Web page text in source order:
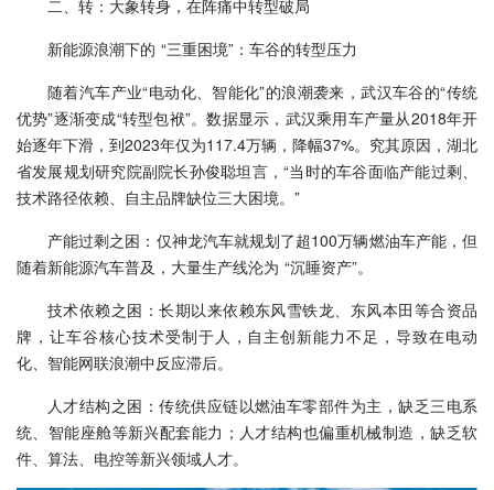
二、转：大象转身，在阵痛中转型破局
新能源浪潮下的 “三重困境”：车谷的转型压力
随着汽车产业“电动化、智能化”的浪潮袭来，武汉车谷的“传统
优势”逐渐变成“转型包袱”。数据显示，武汉乘用车产量从2018年开
始逐年下滑，到2023年仅为117.4万辆，降幅37%。究其原因，湖北
省发展规划研究院副院长孙俊聪坦言，“当时的车谷面临产能过剩、
技术路径依赖、自主品牌缺位三大困境。”
产能过剩之困：仅神龙汽车就规划了超100万辆燃油车产能，但
随着新能源汽车普及，大量生产线沦为 “沉睡资产”。
技术依赖之困：长期以来依赖东风雪铁龙、东风本田等合资品
牌，让车谷核心技术受制于人，自主创新能力不足，导致在电动
化、智能网联浪潮中反应滞后。
人才结构之困：传统供应链以燃油车零部件为主，缺乏三电系
统、智能座舱等新兴配套能力；人才结构也偏重机械制造，缺乏软
件、算法、电控等新兴领域人才。